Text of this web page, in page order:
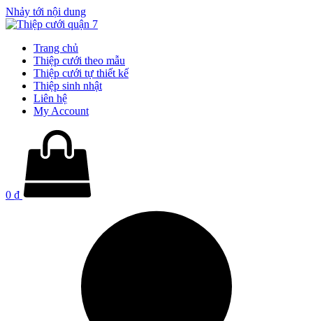
Nhảy tới nội dung
Trang chủ
Thiệp cưới theo mẫu
Thiệp cưới tự thiết kế
Thiệp sinh nhật
Liên hệ
My Account
0 ₫